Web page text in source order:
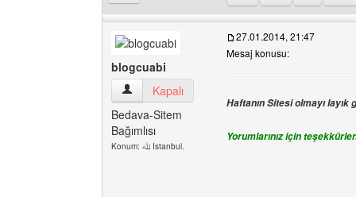
blogcuabi
blogcuabi Kullanıcının profilini görüntüle
Kapalı
Bedava-Sitem
Bağımlısı
Konum: ﷲ Istanbul.
27.01.2014, 21:47
Mesaj konusu:
Haftanın Sitesi olmayı
Yorumlarınız için